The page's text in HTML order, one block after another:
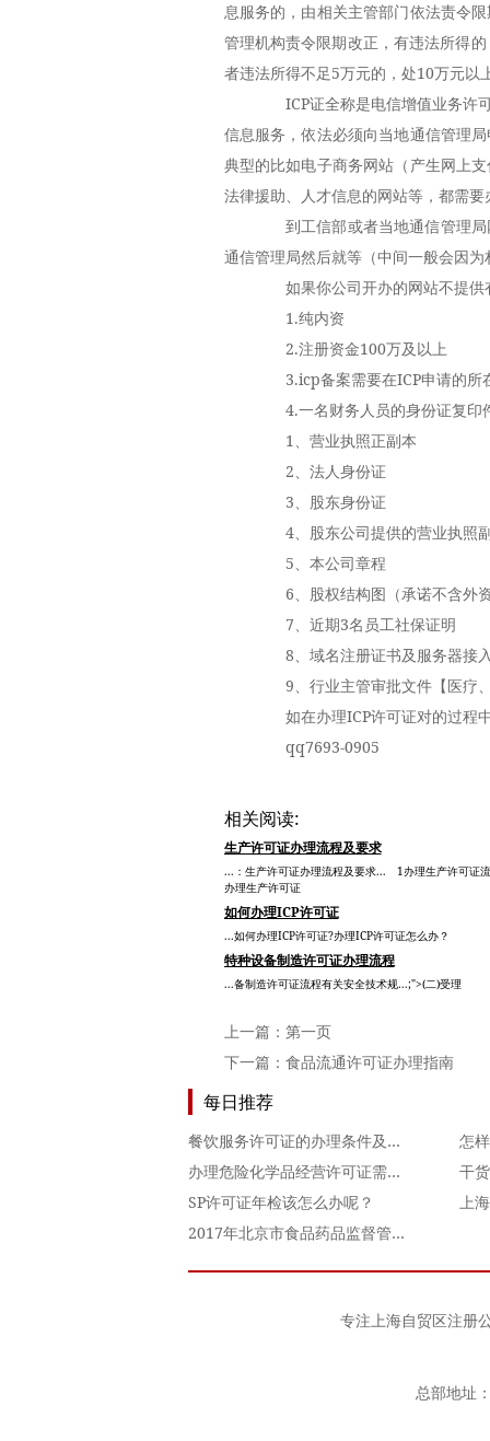
息服务的，由相关主管部门依法责令
管理机构责令限期改正，有违法所得
者违法所得不足5万元的，处10万元以
ICP证全称是电信增值业务许可
信息服务，依法必须向当地通信管理
典型的比如电子商务网站（产生网上
法律援助、人才信息的网站等，都需要
到工信部或者当地通信管理局
通信管理局然后就等（中间一般会因为
如果你公司开办的网站不提供
1.纯内资
2.注册资金100万及以上
3.icp备案需要在ICP申请的所
4.一名财务人员的身份证复印
1、营业执照正副本
2、法人身份证
3、股东身份证
4、股东公司提供的营业执照
5、本公司章程
6、股权结构图（承诺不含外资
7、近期3名员工社保证明
8、域名注册证书及服务器接
9、行业主管审批文件【医疗、
如在办理ICP许可证对的过程
qq7693-0905
相关阅读:
生产许可证办理流程及要求
...：生产许可证办理流程及要求... 1办理生产许可
办理生产许可证
如何办理ICP许可证
...如何办理ICP许可证?办理ICP许可证怎么办？
特种设备制造许可证办理流程
...备制造许可证流程有关安全技术规...;">(二)受理
上一篇： 第一页
下一篇： 食品流通许可证办理指南
每日推荐
餐饮服务许可证的办理条件及所需资料 怎
办理危险化学品经营许可证需提交的资料
SP许可证年检该怎么办呢？
上
2017年北京市食品药品监督管理局食品经营许可证办理
专注上海自贸区注册
总部地址